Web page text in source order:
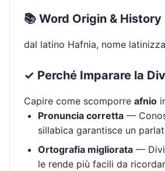
📚 Word Origin & History
dal latino Hafnia, nome
✓ Perché Imparare la
Capire come scomporre afnio
Pronuncia corretta —
sillabica garantisce un
Ortografia migliorata —
le rende più facili da